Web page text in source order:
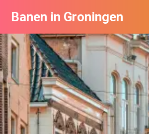
Banen in Groningen
Vacatures per bedrijf
De populairste vacatures in Groningen
Nieuwsbrief feed